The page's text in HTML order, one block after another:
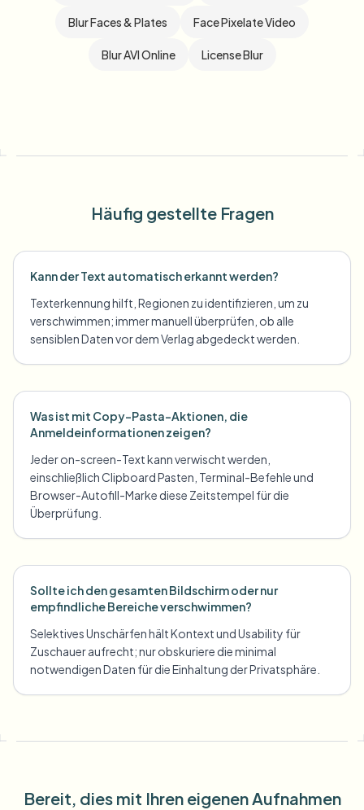
Blur Faces & Plates Face Pixelate Video
Blur AVI Online License Blur
Häufig gestellte Fragen
Kann der Text automatisch erkannt werden?
Texterkennung hilft, Regionen zu identifizieren, um zu
verschwimmen; immer manuell überprüfen, ob alle
sensiblen Daten vor dem Verlag abgedeckt werden.
Was ist mit Copy-Pasta-Aktionen, die
Anmeldeinformationen zeigen?
Jeder on-screen-Text kann verwischt werden,
einschließlich Clipboard Pasten, Terminal-Befehle und
Browser-Autofill-Marke diese Zeitstempel für die
Überprüfung.
Sollte ich den gesamten Bildschirm oder nur
empfindliche Bereiche verschwimmen?
Selektives Unschärfen hält Kontext und Usability für
Zuschauer aufrecht; nur obskuriere die minimal
notwendigen Daten für die Einhaltung der Privatsphäre.
Bereit, dies mit Ihren eigenen Aufnahmen